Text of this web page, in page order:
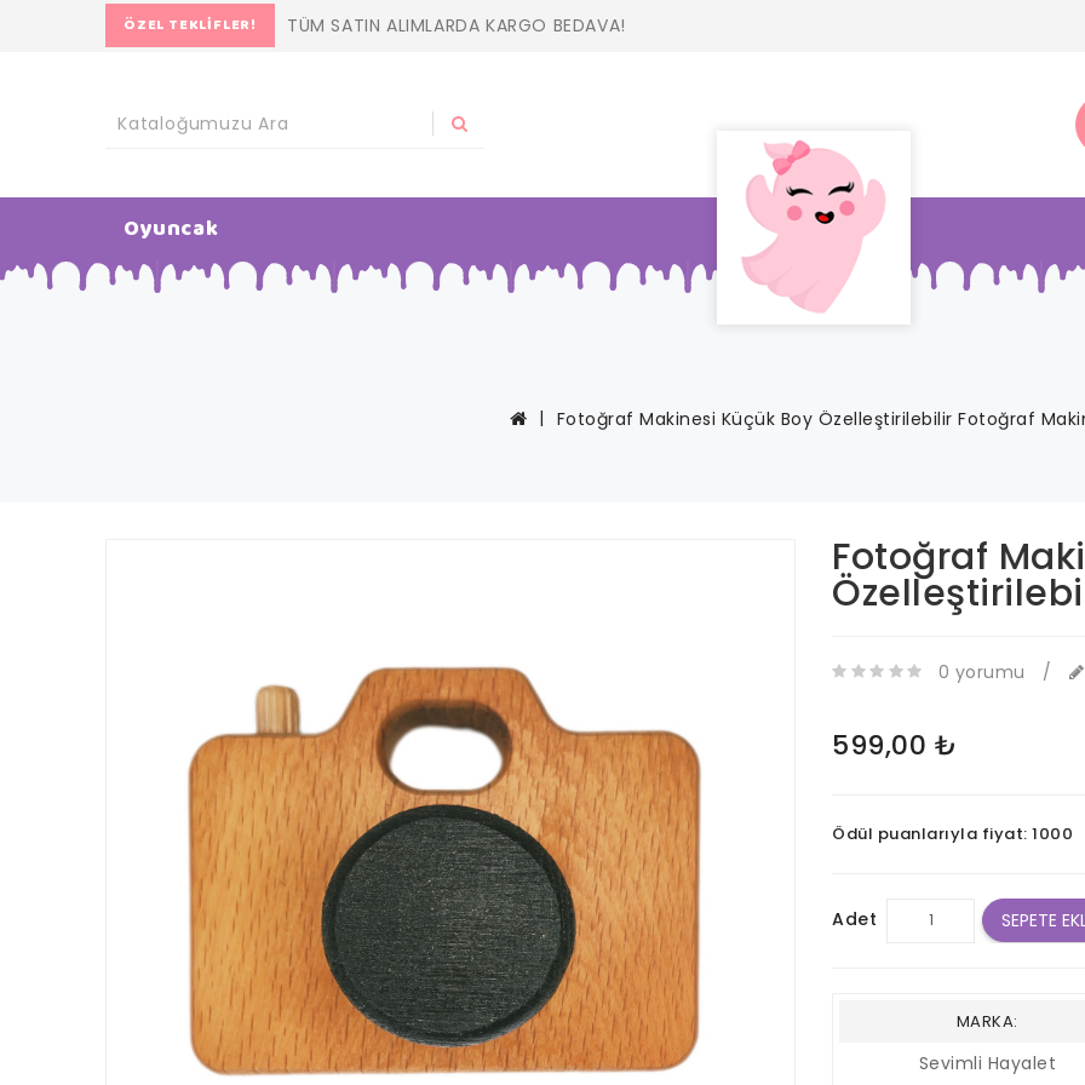
ÖZEL TEKLIFLER! TÜM SATIN ALIMLARDA KARGO BEDAVA!
Oyuncak
Fotoğraf Makinesi Küçük Boy Özelleştirilebilir Fotoğraf
Fotoğraf
0 yorumu /
599,00 ₺
Ödül puanlarıyla fiyat: 1000
Adet SEPETE
MARKA:
Sevimli Hayalet